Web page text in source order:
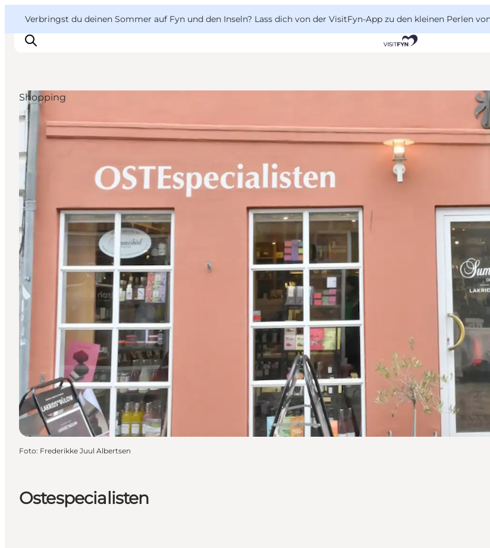
Verbringst du deinen Sommer auf Fyn und den Inseln? Lass dich von der VisitFyn-App zu den kleinen Perlen
Reise Ideen
Outdoor & bike
Essen & trinken
Übernachtung
VisitFyn
Deutsch
Ostespecialisten
Shopping
Foto: Frederikke Juul Albertsen